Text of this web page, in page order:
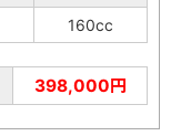
160cc
398,000円